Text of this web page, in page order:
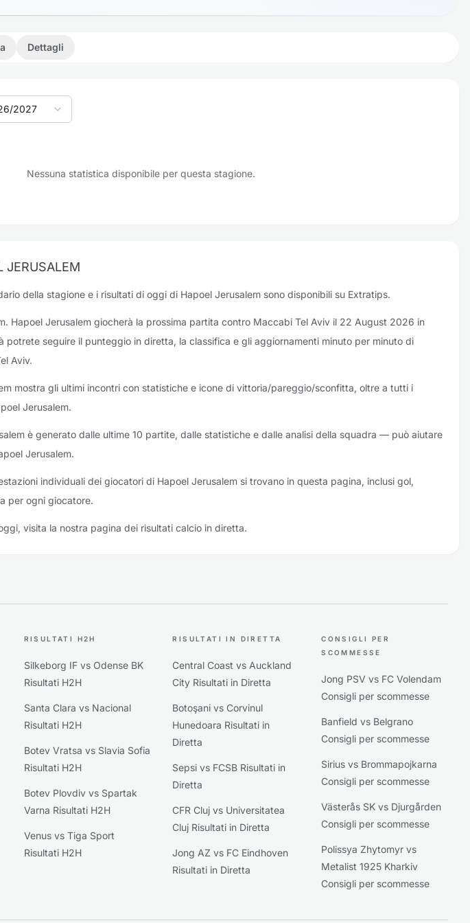
Tel Aviv
Shmona
Dettagli
2027
Nessuna statistica disponibile per questa stagione.
JERUSALEM
della stagione e i risultati di oggi di Hapoel Jerusalem sono disponibili su Extratips.
Hapoel Jerusalem giocherà la prossima partita contro Maccabi Tel Aviv il 22 August 2026 in
potrete seguire il punteggio in diretta, la classifica e gli aggiornamenti minuto per minuto di
Aviv.
mostra gli ultimi incontri con statistiche e icone di vittoria/pareggio/sconfitta, oltre a tutti i
Jerusalem.
è generato dalle ultime 10 partite, dalle statistiche e dalle analisi della squadra — può aiutare
Jerusalem.
individuali dei giocatori di Hapoel Jerusalem si trovano in questa pagina, inclusi gol,
per ogni giocatore.
visita la nostra pagina dei risultati calcio in diretta.
RISULTATI H2H
Silkeborg IF vs Odense BK
Risultati H2H
Santa Clara vs Nacional
Risultati H2H
Botev Vratsa vs Slavia Sofia
Risultati H2H
Botev Plovdiv vs Spartak
Varna Risultati H2H
Venus vs Tiga Sport
Risultati H2H
RISULTATI IN DIRETTA
Central Coast vs Auckland
City Risultati in Diretta
Botoşani vs Corvinul
Hunedoara Risultati in
Diretta
Sepsi vs FCSB Risultati in
Diretta
CFR Cluj vs Universitatea
Cluj Risultati in Diretta
Jong AZ vs FC Eindhoven
Risultati in Diretta
CONSIGLI PER
SCOMMESSE
Jong PSV vs FC Volendam
Consigli per scommesse
Banfield vs Belgrano
Consigli per scommesse
Sirius vs Brommapojkarna
Consigli per scommesse
Västerås SK vs Djurgården
Consigli per scommesse
Polissya Zhytomyr vs
Metalist 1925 Kharkiv
Consigli per scommesse